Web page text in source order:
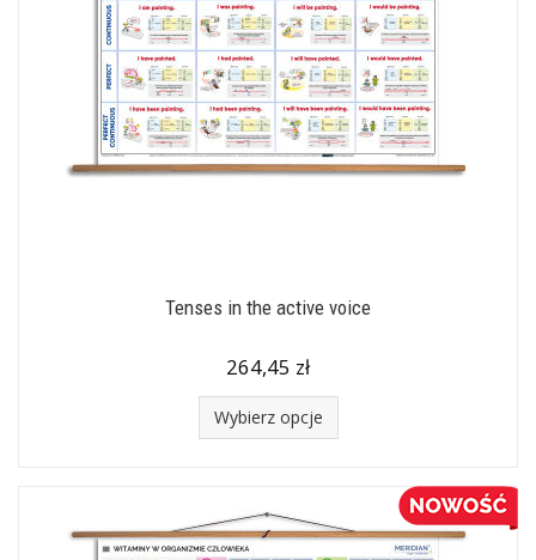
Tenses in the active voice
264,45 zł
Wybierz opcje